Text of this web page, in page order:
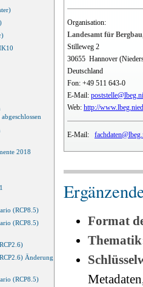
2018
(RCP8.5)
(RCP8.5)
Änderung
(RCP8.5)
Organisation:
Landesamt für
Stilleweg 2
30655 Hannover
Deutschland
Fon: +49 511 643-0
E-Mail:
Web: http://
E-Mail:
Format